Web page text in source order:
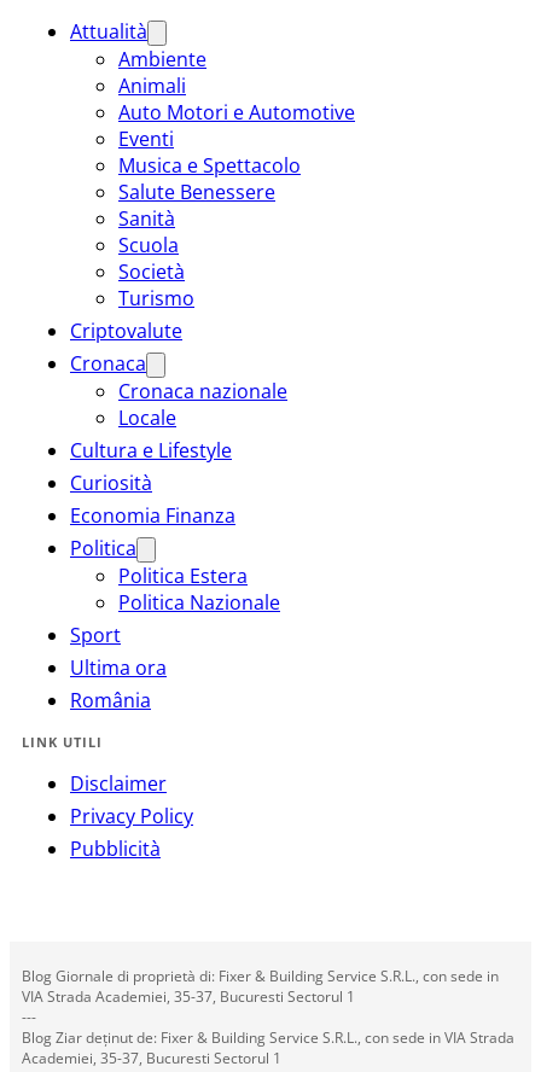
Attualità
Ambiente
Animali
Auto Motori e Automotive
Eventi
Musica e Spettacolo
Salute Benessere
Sanità
Scuola
Società
Turismo
Criptovalute
Cronaca
Cronaca nazionale
Locale
Cultura e Lifestyle
Curiosità
Economia Finanza
Politica
Politica Estera
Politica Nazionale
Sport
Ultima ora
România
LINK UTILI
Disclaimer
Privacy Policy
Pubblicità
Blog Giornale di proprietà di: Fixer & Building Service S.R.L., con sede in
VIA Strada Academiei, 35-37, Bucuresti Sectorul 1
---
Blog Ziar deținut de: Fixer & Building Service S.R.L., con sede in VIA Strada
Academiei, 35-37, Bucuresti Sectorul 1